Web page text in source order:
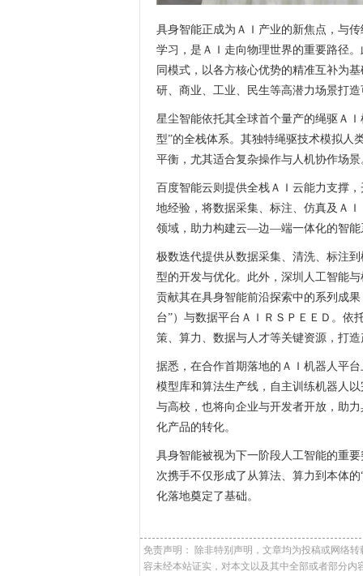
具身智能正成为ＡＩ产业的新焦点，与
学习，是ＡＩ走向物理世界的重要路径
同模式，以各方核心优势的精准互补为
研、商业、工业、民生等高潜力场景打
星尘智能依托其全球首个量产的绳驱Ａ
型”的全栈体系。其独特绳驱技术模拟人
平衡，尤其适合复杂操作与人机协作场景
百度智能云则提供全栈ＡＩ云能力支撑
地经验，将数据采集、标注、仿真及Ａ
领域，助力构建云—边—端一体化的智能
极数迭代提供从数据采集、清洗、标注
型的开发与优化。此外，深圳人工智能
贡献其在具身智能前沿探索中的系列成
台”）与数据平台ＡＩＲＳＰＥＥＤ。依
策、算力、数据与人才等关键资源，打
据悉，在合作首期落地的ＡＩ机器人平
模型库和算法生产线，自主训练机器人
与高校，也将向企业与开发者开放，助
化产品的转化。
具身智能被视为下一阶段人工智能的重
次携手不仅形成了从算法、算力到本体
化落地奠定了基础。
免责声明： 除非特别声明，文章均为投稿或网络
容未经本站证实，对本文以及其中全部或者部分